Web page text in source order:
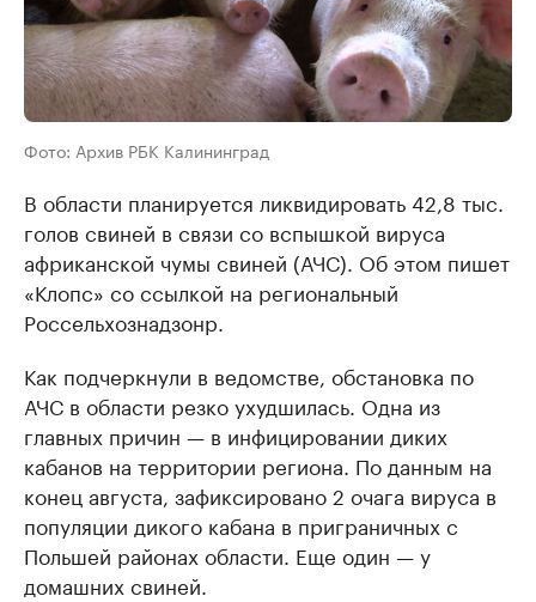
Фото: Архив РБК Калининград
В области планируется ликвидировать 42,8 тыс.
голов свиней в связи со вспышкой вируса
африканской чумы свиней (АЧС). Об этом пишет
«Клопс» со ссылкой на региональный
Россельхознадзонр.
Как подчеркнули в ведомстве, обстановка по
АЧС в области резко ухудшилась. Одна из
главных причин — в инфицировании диких
кабанов на территории региона. По данным на
конец августа, зафиксировано 2 очага вируса в
популяции дикого кабана в приграничных с
Польшей районах области. Еще один — у
домашних свиней.